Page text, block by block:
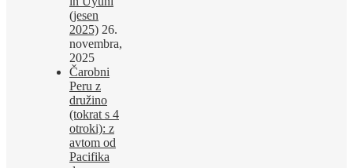
(jesen
2025) 26.
novembra,
2025
Čarobni
Peru z
družino
(tokrat s 4
otroki): z
avtom od
Pacifika